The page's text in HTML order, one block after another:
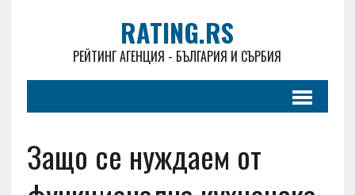
RATING.RS
РЕЙТИНГ АГЕНЦИЯ - БЪЛГАРИЯ И СЪРБИЯ
Защо се нуждаем от